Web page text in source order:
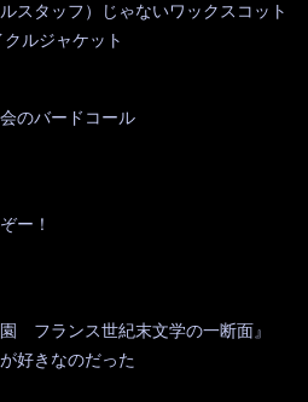
スタッフ）じゃないワックスコット
ルジャケット
のバードコール
ー！
園 フランス世紀末文学の一断面』
好きなのだった